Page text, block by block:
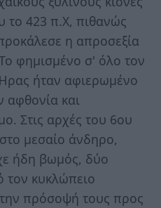
το 423 π.Χ, πιθανώς
η απροσεξία
φημισμένο σ' όλο τον
ήταν αφιερωμένο
αφθονία και
Στις αρχές του 6ου
μεσαίο άνδηρο,
ήδη βωμός, δύο
τον κυκλώπειο
πρόσοψή τους προς